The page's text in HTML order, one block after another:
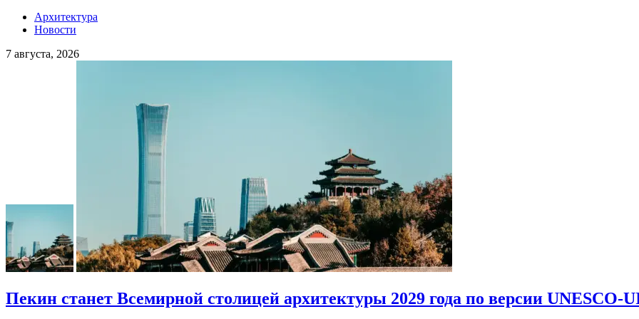
Архитектура
Новости
7 августа, 2026
Пекин станет Всемирной столицей архитектуры 2029 года по версии UNESCO-